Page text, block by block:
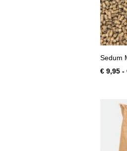
Sedum
€ 9,95 -